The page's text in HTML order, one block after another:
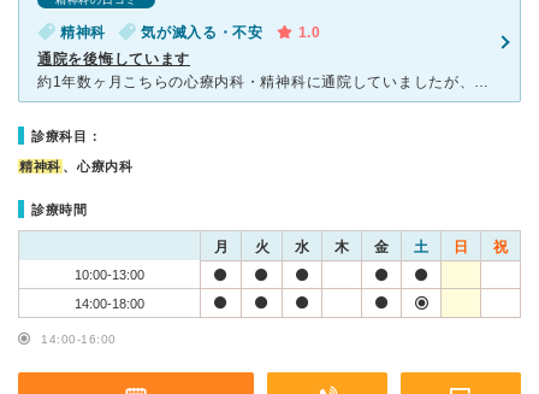
精神科 気が滅入る・不安
1.0
通院を後悔しています
約1年数ヶ月こちらの心療内科・精神科に通院していましたが、今振り返ると、通っていたこと自体が本当に間違いだったと思っています。 まず、医師としての言動に疑問を感じることが何度もありました。初診から一
診療科目：
精神科 、心療内科
診療時間
月 火 水 木 金 土 日 祝
10:00-13:00
14:00-18:00
14:00-16:00